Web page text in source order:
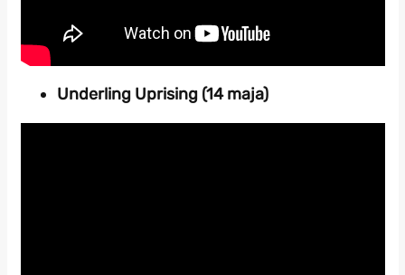
Underling Uprising (14 maja)